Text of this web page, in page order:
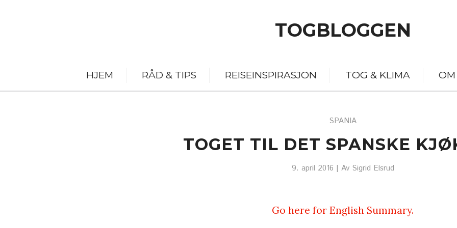
TOGBLOGGEN
HJEM RÅD & TIPS REISEINSPIRASJON TOG & KLIMA OM
SPANIA
TOGET TIL DET SPANSKE
9. april 2016 | Av Sigrid Elsrud
Go here for English Summary.